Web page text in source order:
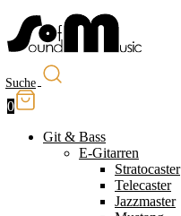
Suche
0
Git & Bass
E-Gitarren
Stratocaster
Telecaster
Jazzmaster